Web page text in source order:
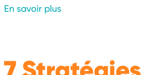
En savoir plus